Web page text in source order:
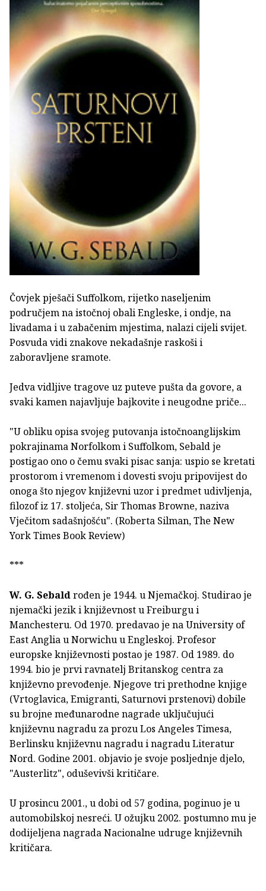
Čovjek pješači Suffolkom, rijetko naseljenim
područjem na istočnoj obali Engleske, i ondje, na
livadama i u zabačenim mjestima, nalazi cijeli svijet.
Posvuda vidi znakove nekadašnje raskoši i
zaboravljene sramote.
Jedva vidljive tragove uz puteve pušta da govore, a
svaki kamen najavljuje bajkovite i neugodne priče...
"U obliku opisa svojeg putovanja istočnoanglijskim
pokrajinama Norfolkom i Suffolkom, Sebald je
postigao ono o čemu svaki pisac sanja: uspio se kretati
prostorom i vremenom i dovesti svoju pripovijest do
onoga što njegov književni uzor i predmet udivljenja,
filozof iz 17. stoljeća, Sir Thomas Browne, naziva
Vječitom sadašnjošću". (Roberta Silman, The New
York Times Book Review)
***
W. G. Sebaldrođen je 1944. u Njemačkoj. Studirao je
njemački jezik i književnost u Freiburgu i
Manchesteru. Od 1970. predavao je na University of
East Anglia u Norwichu u Engleskoj. Profesor
europske književnosti postao je 1987. Od 1989. do
1994. bio je prvi ravnatelj Britanskog centra za
književno prevođenje. Njegove tri prethodne knjige
(Vrtoglavica, Emigranti, Saturnovi prstenovi) dobile
su brojne međunarodne nagrade uključujući
književnu nagradu za prozu Los Angeles Timesa,
Berlinsku književnu nagradu i nagradu Literatur
Nord. Godine 2001. objavio je svoje posljednje djelo,
"Austerlitz", oduševivši kritičare.
U prosincu 2001., u dobi od 57 godina, poginuo je u
automobilskoj nesreći. U ožujku 2002. postumno mu je
dodijeljena nagrada Nacionalne udruge književnih
kritičara.